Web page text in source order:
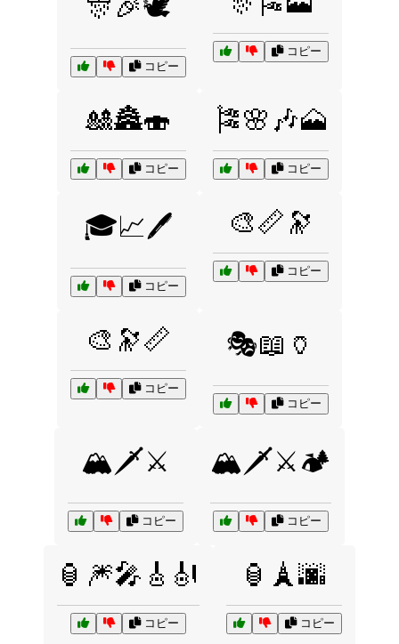
🎊🎉🕊️
コピー
コピー
🎎🏯🍣
コピー
🎏🌸🎶🗻
コピー
🎓📈🖊️
コピー
🎨📏🔭
コピー
🎨🔭📏
コピー
🎭📖🏺
コピー
🏔️🗡️⚔️
コピー
🏔️🗡️⚔️🏕️
コピー
🏮🎆🎤🎸🎻
コピー
🏮🗼🌆
コピー